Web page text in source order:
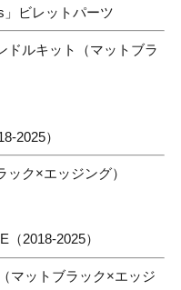
」ビレットパーツ
ドルキット（マットブラ
2025）
ク×エッジング）
2018-2025）
マットブラック×エッジ